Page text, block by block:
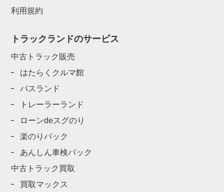
利用規約
トラックランドのサービス
中古トラック販売
はたらくクルマ館
バスランド
トレーラーランド
ローンdeスグのり
楽のりパック
あんしん車検パック
中古トラック買取
買取マックス